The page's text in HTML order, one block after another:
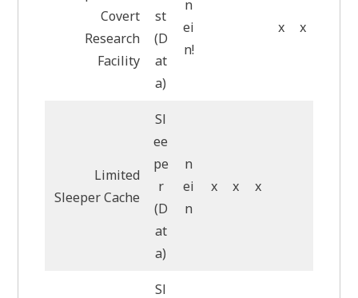
Covert
Research
Facility
st
(D
at
a)
n
ei
n!
x x
Limited
Sleeper Cache
Sl
ee
pe
r
(D
at
a)
n
ei
n
x x x
Sl